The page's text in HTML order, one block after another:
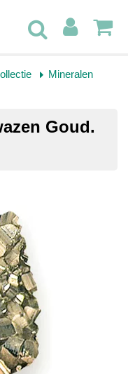
Mineralen
Goud.